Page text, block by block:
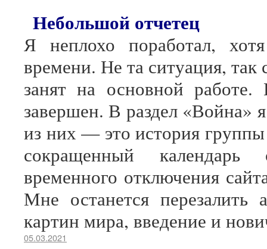
Небольшой отчетец
Я неплохо поработал,
времени. Не та ситуация,
занят на основной работе.
завершен. В раздел «Война»
из них — это история
сокращенный календарь
временного отключения
Мне останется перезалить
картин мира, введение и
05.03.2021